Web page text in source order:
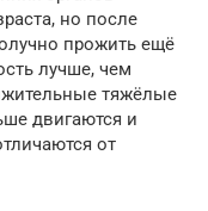
но после
прожить ещё
лучше, чем
тяжёлые
двигаются и
от